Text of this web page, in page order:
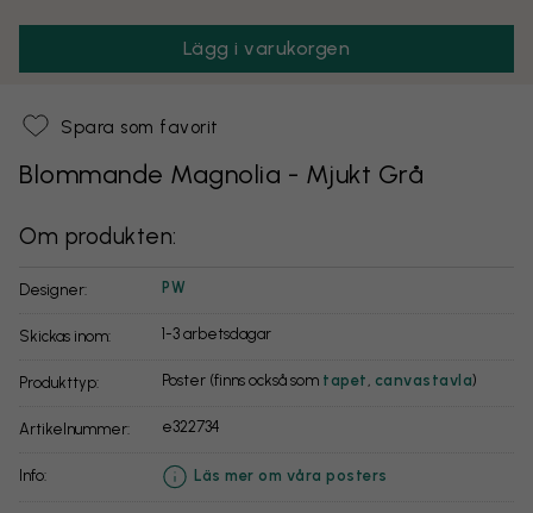
Lägg i varukorgen
Spara som favorit
Blommande Magnolia - Mjukt Grå
Om produkten:
Designer: PW
Skickas inom: 1-3 arbetsdagar
Produkttyp: Poster (finns också som tapet canvastavla)
Artikelnummer: e322734
info: Läs mer om våra posters